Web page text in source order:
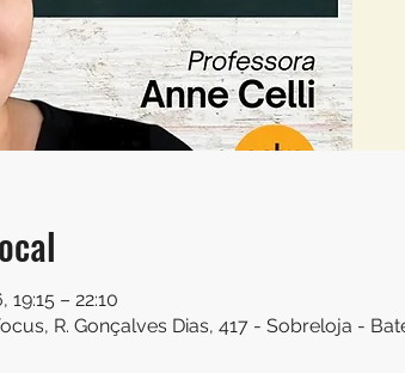
– 22:10
R. Gonçalves Dias, 417 - Sobreloja -